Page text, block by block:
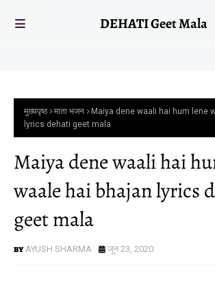
DEHATI Geet Mala
मुख्यपृष्ठ माता भजन
Maiya dene waali hai hum lene
lyrics dehati geet mala
Maiya dene waali hai
waale hai bhajan lyrics
geet mala
AYUSH SHARMA जून 23, 2020